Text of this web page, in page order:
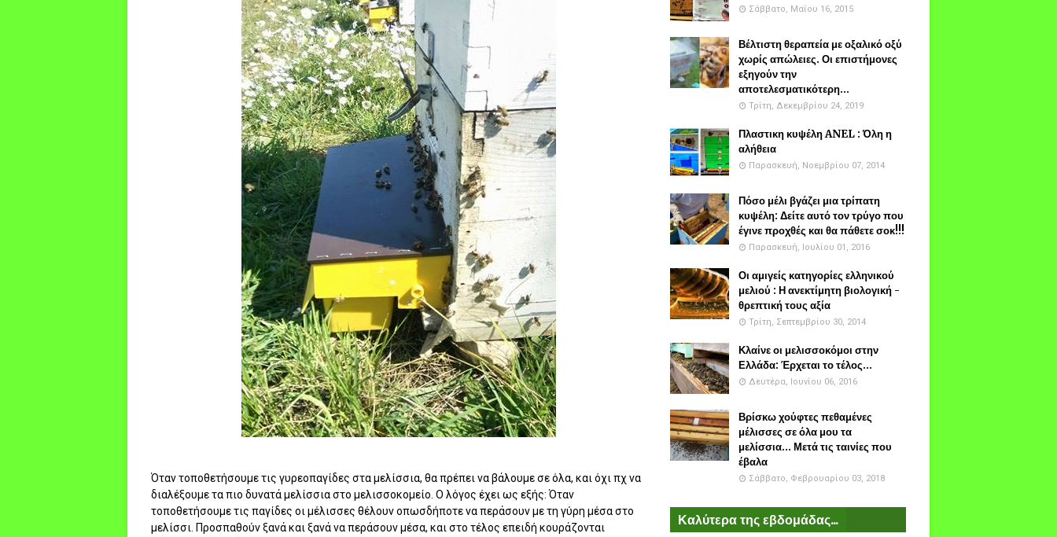
Όταν τοποθετήσουμε τις γυρεοπαγίδες στα μελίσσια, θα πρέπει να βάλουμε σε όλα, και όχι πχ να
διαλέξουμε τα πιο δυνατά μελίσσια στο μελισσοκομείο. Ο λόγος έχει ως εξής: Όταν
τοποθετήσουμε τις παγίδες οι μέλισσες θέλουν οπωσδήποτε να περάσουν με τη γύρη μέσα στο
μελίσσι. Προσπαθούν ξανά και ξανά να περάσουν μέσα, και στο τέλος επειδή κουράζονται
Σάββατο, Μαΐου 16, 2015
Βέλτιστη θεραπεία με οξαλικό οξύ
χωρίς απώλειες. Οι επιστήμονες
εξηγούν την
αποτελεσματικότερη...
Τρίτη, Δεκεμβρίου 24, 2019
Πλαστικη κυψέλη ANEL : Όλη η
αλήθεια
Παρασκευή, Νοεμβρίου 07, 2014
Πόσο μέλι βγάζει μια τρίπατη
κυψέλη: Δείτε αυτό τον τρύγο που
έγινε προχθές και θα πάθετε σοκ!!!
Παρασκευή, Ιουλίου 01, 2016
Οι αμιγείς κατηγορίες ελληνικού
μελιού : Η ανεκτίμητη βιολογική -
θρεπτική τους αξία
Τρίτη, Σεπτεμβρίου 30, 2014
Κλαίνε οι μελισσοκόμοι στην
Ελλάδα: Έρχεται το τέλος...
Δευτέρα, Ιουνίου 06, 2016
Βρίσκω χούφτες πεθαμένες
μέλισσες σε όλα μου τα
μελίσσια... Μετά τις ταινίες που
έβαλα
Σάββατο, Φεβρουαρίου 03, 2018
Καλύτερα της εβδομάδας...